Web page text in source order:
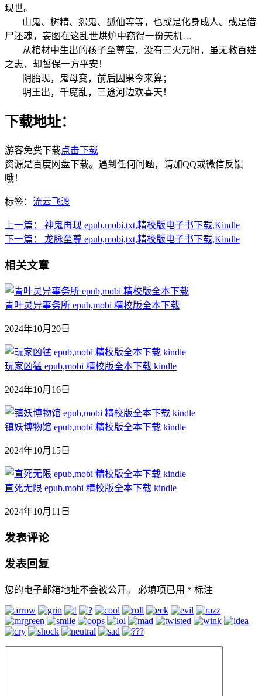
现世。
山鬼、树精、怨鬼、狐仙等等，也或是化身成人、或是借
尸还魂，妄图在这乱世烘炉中窃得一份天机…
从棺材中生出的孩子至尊宝，没有三火元阳，虽无救百姓
之志，却誓保一方平安！
阴胎现，鬼母变，前后因果今来算；
明王出，千魔乱，三途河边欢喜天！
下载地址：
游客免费下载点击下载
资源是百度网盘下载。遇到任何问题，请加QQ或微信反馈
哦！
标签： 流云飞渡
上一篇：
神鬼再现 epub,mobi,txt,精校版电子书下载,Kindle
下一篇：
龙脉至尊 epub,mobi,txt,精校版电子书下载,Kindle
相关文章
青叶灵异事务所 epub,mobi 精校版全本下载
2024年10月20日
玩家凶猛 epub,mobi 精校版全本下载 kindle
2024年10月16日
镇妖博物馆 epub,mobi 精校版全本下载 kindle
2024年10月15日
直死无限 epub,mobi 精校版全本下载 kindle
2024年10月11日
发表评论
发表回复
您的电子邮箱地址不会被公开。 必填项已用 * 标注